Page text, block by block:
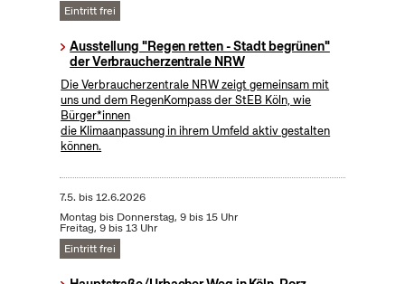
Eintritt frei
Ausstellung "Regen retten - Stadt begrünen"
der Verbraucherzentrale NRW
Die Verbraucherzentrale NRW zeigt gemeinsam mit
uns und dem RegenKompass der StEB Köln, wie
Bürger*innen
die Klimaanpassung in ihrem Umfeld aktiv gestalten
können.
7.5. bis12.6.2026
Montag bis Donnerstag, 9 bis 15 Uhr
Freitag, 9 bis 13 Uhr
Eintritt frei